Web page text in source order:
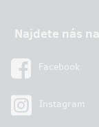
Najdete nás na
Facebook
Instagram